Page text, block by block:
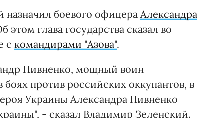
боевого офицера Александра
глава государства сказал во
с командирами "Азова".
Пивненко, мощный воин
против российских оккупантов, в
Украины Александра Пивненко
- сказал Владимир Зеленский.